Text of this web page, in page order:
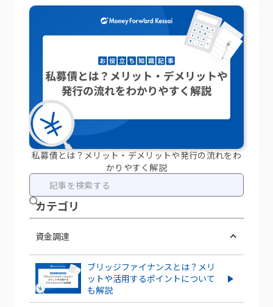
私募債とは？メリット・デメリットや発行の流れをわ
かりやすく解説
カテ ゴリ
資金調達
ブリッジファイナンスとは？メリ
ットや活用するポイントについて
も解説